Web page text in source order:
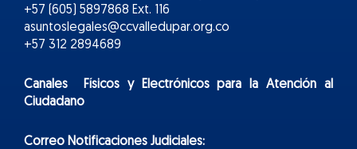
+57 (605) 5897868 Ext. 116
asuntoslegales@ccvalledupar.org.co
+57 312 2894689
Canales Físicos yElectrónicospara la Atención al
Ciudadano
Correo Notificaciones Judiciales: